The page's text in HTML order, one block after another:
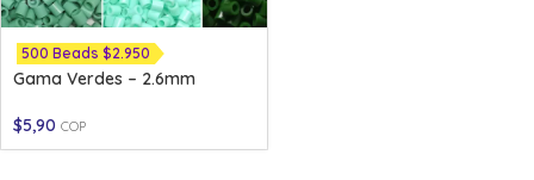
500 Beads $2.950
Gama Verdes – 2.6mm
$5,90 COP